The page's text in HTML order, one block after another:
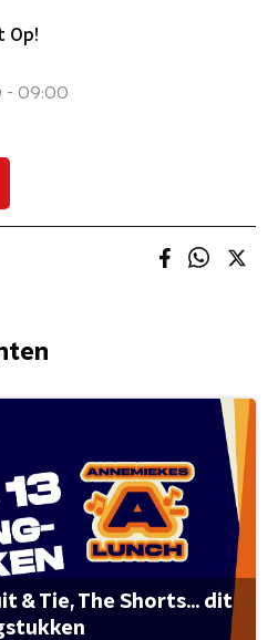
Op!
- 09:00
& Tie, The Shorts... dit